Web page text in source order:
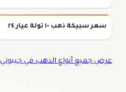
سعر سبيكة ذهب ١٠ تولة عيار ٢٤
عرض جميع أنواع الذهب في جيبوتي